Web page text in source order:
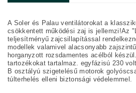
A Soler és Palau ventilátorokat a
csökkentett működési zaj is jellemzi!Az
teljesítményű zajcsillapítással
modellek valamivel alacsonyabb
horganyzott rozsdamentes acélból
tartozékokat tartalmaz. egyfázisú 230
B osztályú szigetelésű motorok
túlterhelés elleni biztonsági védelemmel .